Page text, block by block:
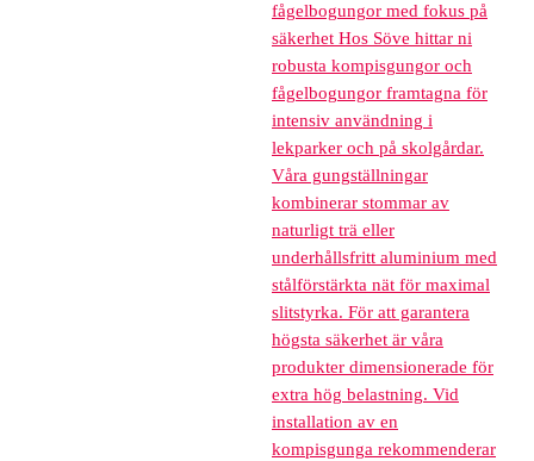
fågelbogungor med fokus på
säkerhet Hos Söve hittar ni
robusta kompisgungor och
fågelbogungor framtagna för
intensiv användning i
lekparker och på skolgårdar.
Våra gungställningar
kombinerar stommar av
naturligt trä eller
underhållsfritt aluminium med
stålförstärkta nät för maximal
slitstyrka. För att garantera
högsta säkerhet är våra
produkter dimensionerade för
extra hög belastning. Vid
installation av en
kompisgunga rekommenderar